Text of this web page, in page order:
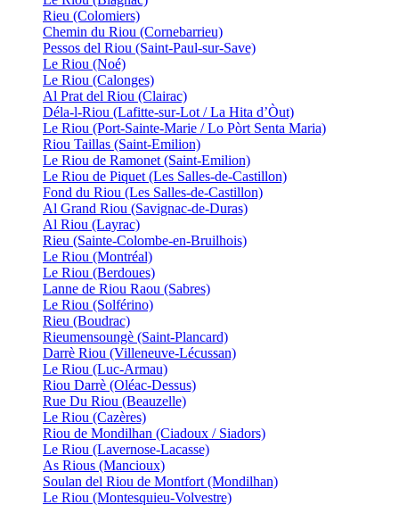
Rieu (Colomiers)
Chemin du Riou (Cornebarrieu)
Pessos del Riou (Saint-Paul-sur-Save)
Le Riou (Noé)
Le Riou (Calonges)
Al Prat del Riou (Clairac)
Déla-l-Riou (Lafitte-sur-Lot / La Hita d’Òut)
Le Riou (Port-Sainte-Marie / Lo Pòrt Senta Maria)
Riou Taillas (Saint-Emilion)
Le Riou de Ramonet (Saint-Emilion)
Le Riou de Piquet (Les Salles-de-Castillon)
Fond du Riou (Les Salles-de-Castillon)
Al Grand Riou (Savignac-de-Duras)
Al Riou (Layrac)
Rieu (Sainte-Colombe-en-Bruilhois)
Le Riou (Montréal)
Le Riou (Berdoues)
Lanne de Riou Raou (Sabres)
Le Riou (Solférino)
Rieu (Boudrac)
Rieumensoungè (Saint-Plancard)
Darrè Riou (Villeneuve-Lécussan)
Le Riou (Luc-Armau)
Riou Darrè (Oléac-Dessus)
Rue Du Riou (Beauzelle)
Le Riou (Cazères)
Riou de Mondilhan (Ciadoux / Siadors)
Le Riou (Lavernose-Lacasse)
As Rious (Mancioux)
Soulan del Riou de Montfort (Mondilhan)
Le Riou (Montesquieu-Volvestre)